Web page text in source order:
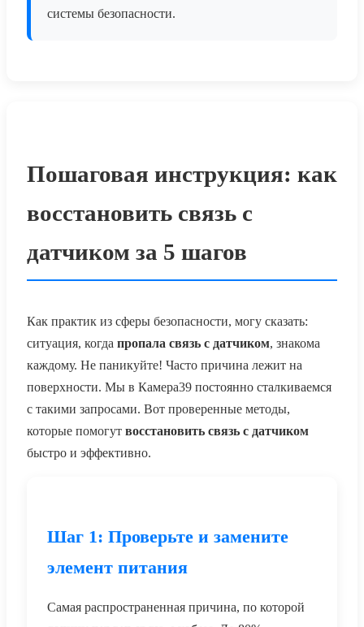
системы безопасности.
Пошаговая инструкция: как
восстановить связь с
датчиком за 5 шагов
Как практик из сферы безопасности, могу сказать:
ситуация, когда пропала связь с датчиком, знакома
каждому. Не паникуйте! Часто причина лежит на
поверхности. Мы в Камера39 постоянно сталкиваемся
с такими запросами. Вот проверенные методы,
которые помогут восстановить связь с датчиком
быстро и эффективно.
Шаг 1: Проверьте и замените
элемент питания
Самая распространенная причина, по которой